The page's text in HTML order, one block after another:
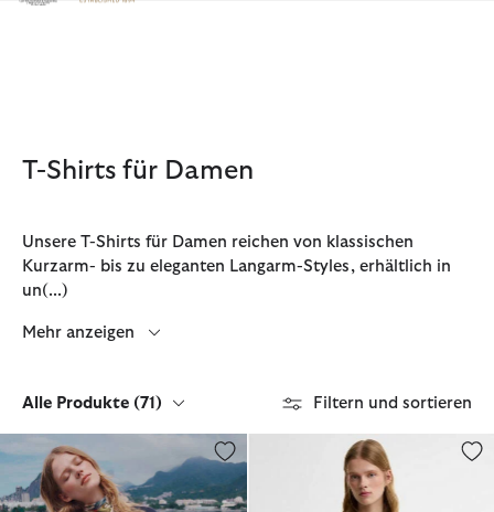
Klicken Sie hier, um unsere Barrierefreiheitserklärung
T-Shirts für Damen
Unsere T-Shirts für Damen reichen von klassischen
Kurzarm- bis zu eleganten Langarm-Styles, erhältlich in
un(...)
Mehr anzeigen
Alle Produkte (71) Filtern und sortieren
Barbour FARM Rio T-Shirt Wild Flower Oversized Graphic
Barbour FARM Rio T-Shirt